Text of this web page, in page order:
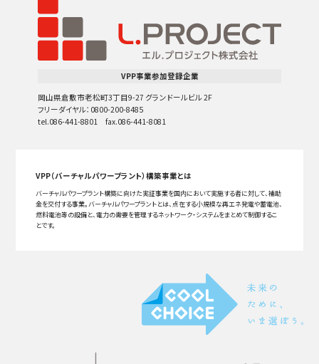
VPP事業参加登録企業
岡山県倉敷市老松町3丁目9-27 グランドールビル 2F
フリーダイヤル：0800-200-8485
tel.086-441-8801 fax.086-441-8081
VPP（バーチャルパワープラント）構築事業とは
バーチャルパワープラント構築に向けた実証事業を国内において実施する者に対して、補助
金を交付する事業。バーチャルパワープラントとは、点在する小規模な再エネ発電や蓄電池、
燃料電池等の設備と、電力の需要を管理するネットワーク・システムをまとめて制御するこ
とです。